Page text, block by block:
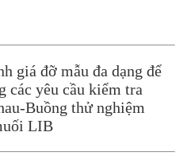
giá đỡ mẫu đa dạng để
các yêu cầu kiểm tra
Buồng thử nghiệm
LIB